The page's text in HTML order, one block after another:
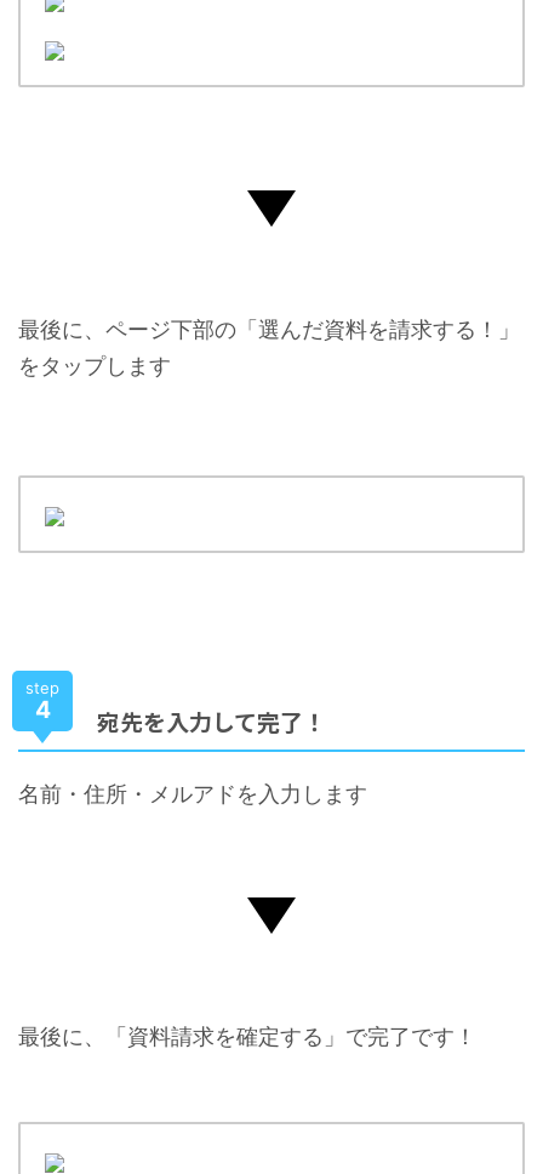
最後に、ページ下部の「選んだ資料を請求する！」
をタップします
step
4 宛先を入力して完了！
名前・住所・メルアドを入力します
最後に、「資料請求を確定する」で完了です！